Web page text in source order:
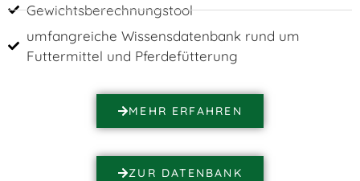
Gewichtsberechnungstool
umfangreiche Wissensdatenbank rund um
Futtermittel und Pferdefütterung
MEHR ERFAHREN
ZUR DATENBANK